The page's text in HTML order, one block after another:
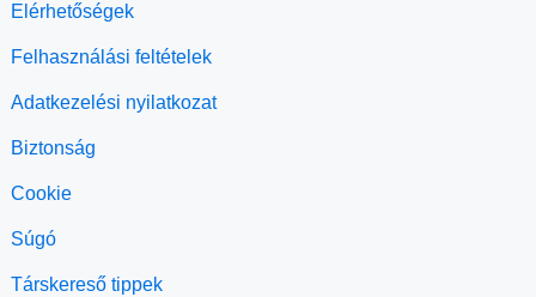
Elérhetőségek
Felhasználási feltételek
Adatkezelési nyilatkozat
Biztonság
Cookie
Súgó
Társkereső tippek